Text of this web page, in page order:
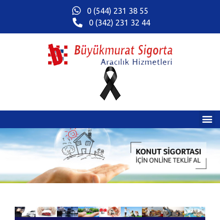
0 (544) 231 38 55
0 (342) 231 32 44